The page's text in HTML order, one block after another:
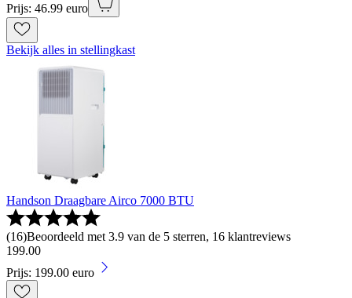
Prijs: 46.99 euro
Bekijk alles in stellingkast
Handson Draagbare Airco 7000 BTU
(16)Beoordeeld met 3.9 van de 5 sterren, 16 klantreviews
199.00
Prijs: 199.00 euro